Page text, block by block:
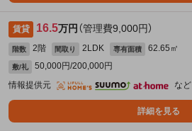
賃貸 16.5万円 （管理費9,000円）
階数 2階 間取り 2LDK 専有面積 62.65㎡
敷/礼
50,000円/200,000円
情報提供元
など
詳細を見る